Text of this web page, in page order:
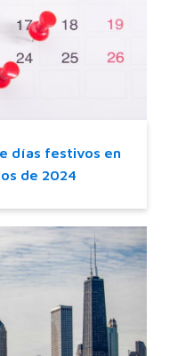
días festivos en
de 2024